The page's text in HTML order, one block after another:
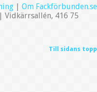
| Om Fackförbunden.se
Vidkärrsallén, 416 75
Till sidans topp